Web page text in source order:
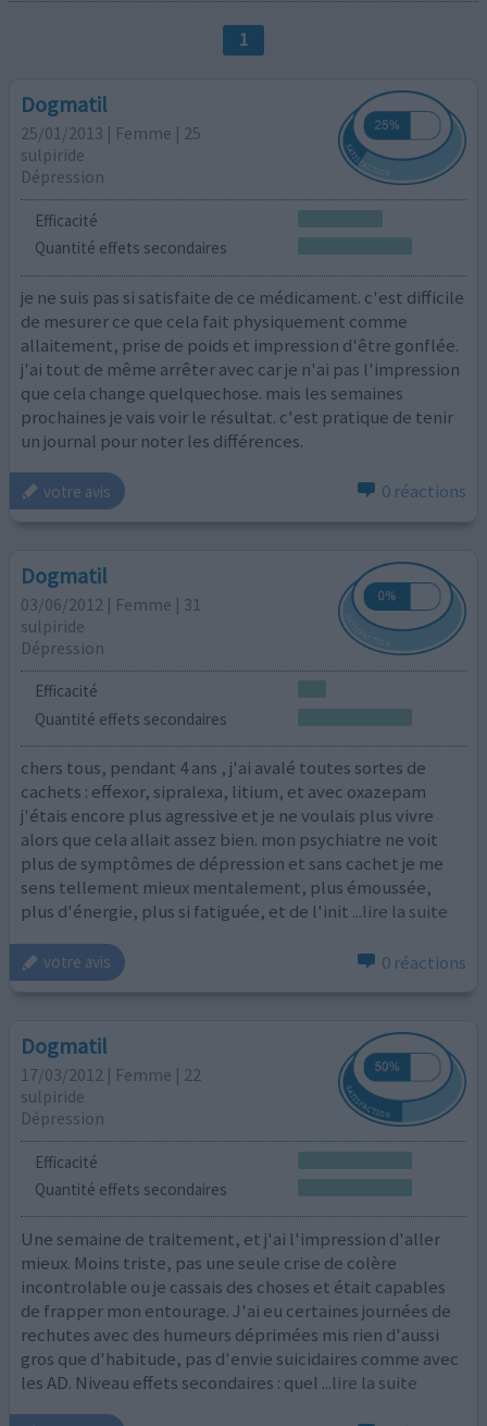
1
Dogmatil
25/01/2013 | Femme | 25
sulpiride
Dépression
Efficacité
Quantité effets secondaires
je ne suis pas si satisfaite de ce médicament. c'est difficile
de mesurer ce que cela fait physiquement comme
allaitement, prise de poids et impression d'être gonflée.
j'ai tout de même arrêter avec car je n'ai pas l'impression
que cela change quelquechose. mais les semaines
prochaines je vais voir le résultat. c'est pratique de tenir
un journal pour noter les différences.
votre avis 0 réactions
Dogmatil
03/06/2012 | Femme | 31
sulpiride
Dépression
Efficacité
Quantité effets secondaires
chers tous, pendant 4 ans , j'ai avalé toutes sortes de
cachets : effexor, sipralexa, litium, et avec oxazepam
j'étais encore plus agressive et je ne voulais plus vivre
alors que cela allait assez bien. mon psychiatre ne voit
plus de symptômes de dépression et sans cachet je me
sens tellement mieux mentalement, plus émoussée,
plus d'énergie, plus si fatiguée, et de l'init ...lire la suite
votre avis 0 réactions
Dogmatil
17/03/2012 | Femme | 22
sulpiride
Dépression
Efficacité
Quantité effets secondaires
Une semaine de traitement, et j'ai l'impression d'aller
mieux. Moins triste, pas une seule crise de colère
incontrolable ou je cassais des choses et était capables
de frapper mon entourage. J'ai eu certaines journées de
rechutes avec des humeurs déprimées mis rien d'aussi
gros que d'habitude, pas d'envie suicidaires comme avec
les AD. Niveau effets secondaires : quel ...lire la suite